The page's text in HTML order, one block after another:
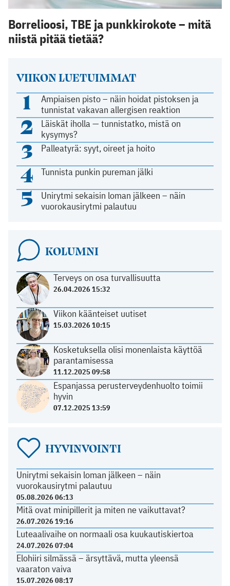
VIIKON LUETUIMMAT
1
Ampiaisen pisto – näin hoidat pistoksen ja
tunnistat vakavan allergisen reaktion
2
Läiskät iholla — tunnistatko, mistä on
kysymys?
3 Palleatyrä: syyt, oireet ja hoito
4 Tunnista punkin pureman jälki
5
Unirytmi sekaisin loman jälkeen – näin
vuorokausirytmi palautuu
KOLUMNI
Terveys on osa turvallisuutta
26.04.2026 15:32
Viikon käänteiset uutiset
15.03.2026 10:15
Kosketuksella olisi monenlaista käyttöä
parantamisessa
11.12.2025 09:58
Espanjassa perusterveydenhuolto toimii
hyvin
07.12.2025 13:59
HYVINVOINTI
Unirytmi sekaisin loman jälkeen – näin
vuorokausirytmi palautuu
05.08.2026 06:13
Mitä ovat minipillerit ja miten ne vaikuttavat?
26.07.2026 19:16
Luteaalivaihe on normaali osa kuukautiskiertoa
24.07.2026 07:04
Elohiiri silmässä – ärsyttävä, mutta yleensä
vaaraton vaiva
15.07.2026 08:17
Borrelioosi, TBE ja punkkirokote – mitä
niistä pitää tietää?